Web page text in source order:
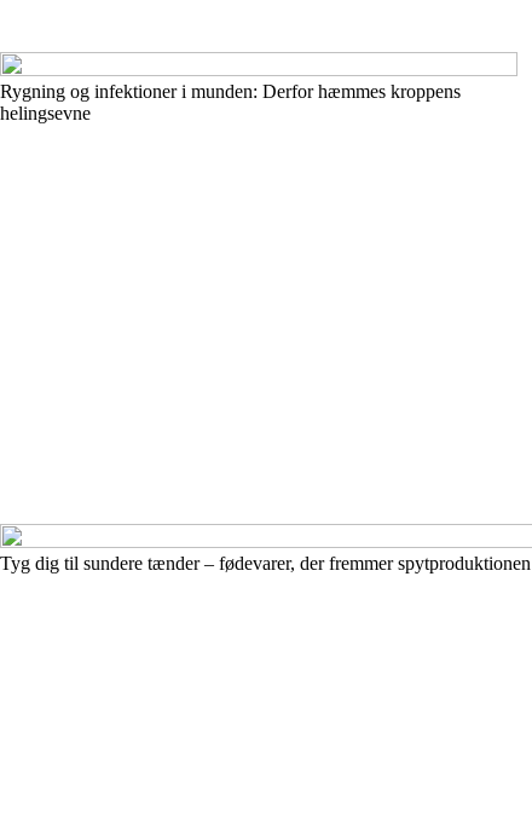
Rygning og infektioner i munden: Derfor hæmmes kroppens
helingsevne
Tyg dig til sundere tænder – fødevarer, der fremmer spytproduktionen